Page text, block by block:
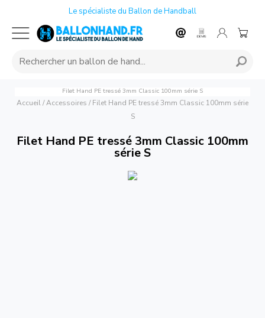
Le spécialiste du Ballon de Handball
Filet Hand PE tressé 3mm Classic 100mm série S
Accueil/Accessoires / Filet Hand PE tressé 3mm Classic 100mm série
S
Filet Hand PE tressé 3mm Classic 100mm
série S